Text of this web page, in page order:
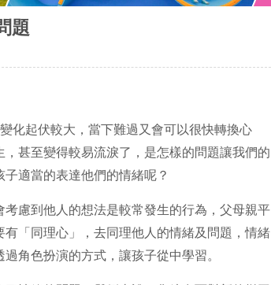
題
化起伏較大，當下難過又會可以很快轉換心
甚至變得較易流淚了，是怎樣的問題讓我們的
適當的表達他們的情緒呢？
慮到他人的想法是較常發生的行為，父母親平
「同理心」，去同理他人的情緒及問題，情緒
角色扮演的方式，讓孩子從中學習。